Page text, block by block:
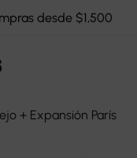
desde $1,500
+ Expansión París